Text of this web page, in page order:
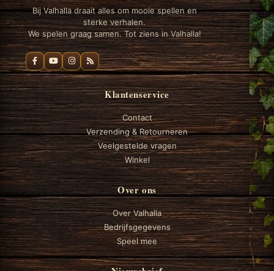
Bij Valhalla draait alles om mooie spellen en
sterke verhalen.
We spelen graag samen. Tot ziens in Valhalla!
Klantenservice
Contact
Verzending & Retourneren
Veelgestelde vragen
Winkel
Over ons
Over Valhalla
Bedrijfsgegevens
Speel mee